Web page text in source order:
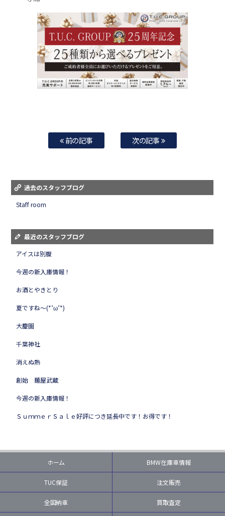
前の記事 次の記事
過去のスタッフブログ
Staff room
最近のスタッフブログ
アイスは別腹
今週の新入庫情報！
お酒とやきとり
夏ですね～(*’ω’*)
大慶園
千葉神社
消えぬ熱
創始 麺屋武蔵
今週の新入庫情報！
ＳｕｍｍｅｒＳａｌｅ好評につき延長中です！お得です！
ホーム BMW在庫車情報
TUC保証 注文販売
全国納車 買取査定